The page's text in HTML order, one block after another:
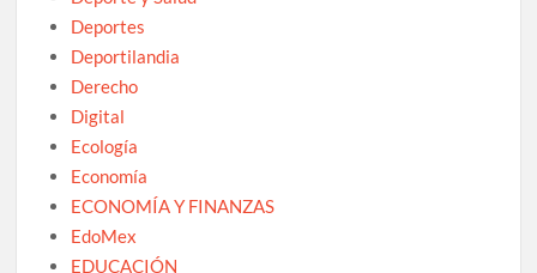
Deportes
Deportilandia
Derecho
Digital
Ecología
Economía
ECONOMÍA Y FINANZAS
EdoMex
EDUCACIÓN